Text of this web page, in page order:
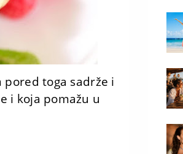
toga sadrže i
i koja pomažu u